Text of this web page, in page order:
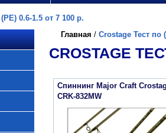
0.6-1.5 от 7 100 р.
Главная / Crostage Тест по
CROSTAGE
Спиннинг Major Craft
CRK-832MW